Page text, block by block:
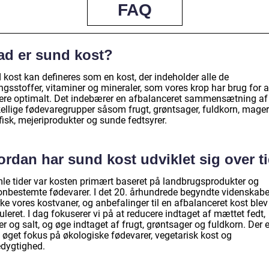
FAQ
er sund kost?
kost kan defineres som en kost, der indeholder alle de
vitaminer og mineraler, som vores krop har brug for
optimalt. Det indebærer en afbalanceret sammensætning af
fødevaregrupper såsom frugt, grøntsager, fuldkorn,
mejeriprodukter og sunde fedtsyrer.
har sund kost udviklet sig over
tider var kosten primært baseret på landbrugsprodukter og
fødevarer. I det 20. århundrede begyndte
vores kostvaner, og anbefalinger til en afbalanceret kost blev
I dag fokuserer vi på at reducere indtaget af mættet fedt,
og salt, og øge indtaget af frugt, grøntsager og fuldkorn. Der
fokus på økologiske fødevarer, vegetarisk kost og